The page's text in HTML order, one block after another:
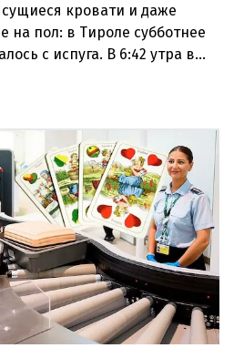
кровати и даже
пол: в Тироле субботнее
с испуга. В 6:42 утра в